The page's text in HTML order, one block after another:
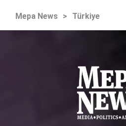
Mepa News > Türkiye